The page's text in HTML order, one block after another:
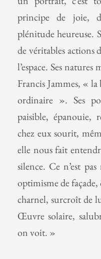
principe de joie,
plénitude heureuse.
de véritables actions
l’espace. Ses
Francis Jammes, «
ordinaire ». Ses
paisible, épanouie,
chez eux sourit,
elle nous fait
silence. Ce n’est
optimisme de façade,
charnel, surcroît de
Œuvre solaire,
on voit. »